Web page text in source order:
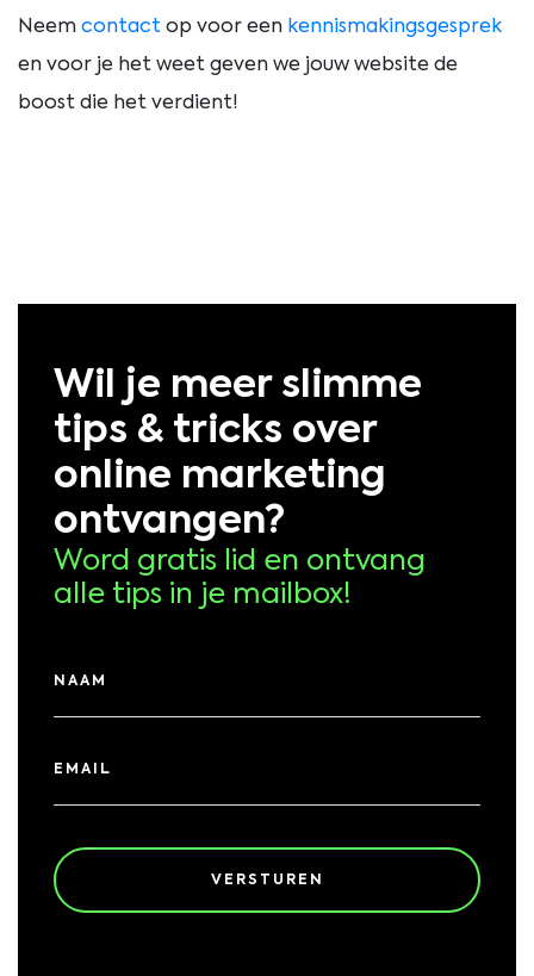
Neem contact op voor een kennismakingsgesprek
en voor je het weet geven we jouw website de
boost die het verdient!
Wil je meer slimme
tips & tricks over
online marketing
ontvangen?
Word gratis lid en ontvang
alle tips in je mailbox!